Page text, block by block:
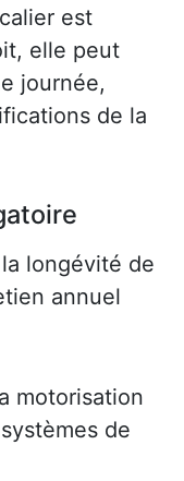
est
elle peut
journée,
de la
longévité de
annuel
motorisation
de